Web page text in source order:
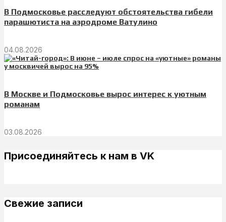
В Подмосковье расследуют обстоятельства гибели
парашютиста на аэродроме Ватулино
04.08.2026
В Москве и Подмосковье вырос интерес к уютным
романам
03.08.2026
Присоединяйтесь к нам в VK
Свежие записи